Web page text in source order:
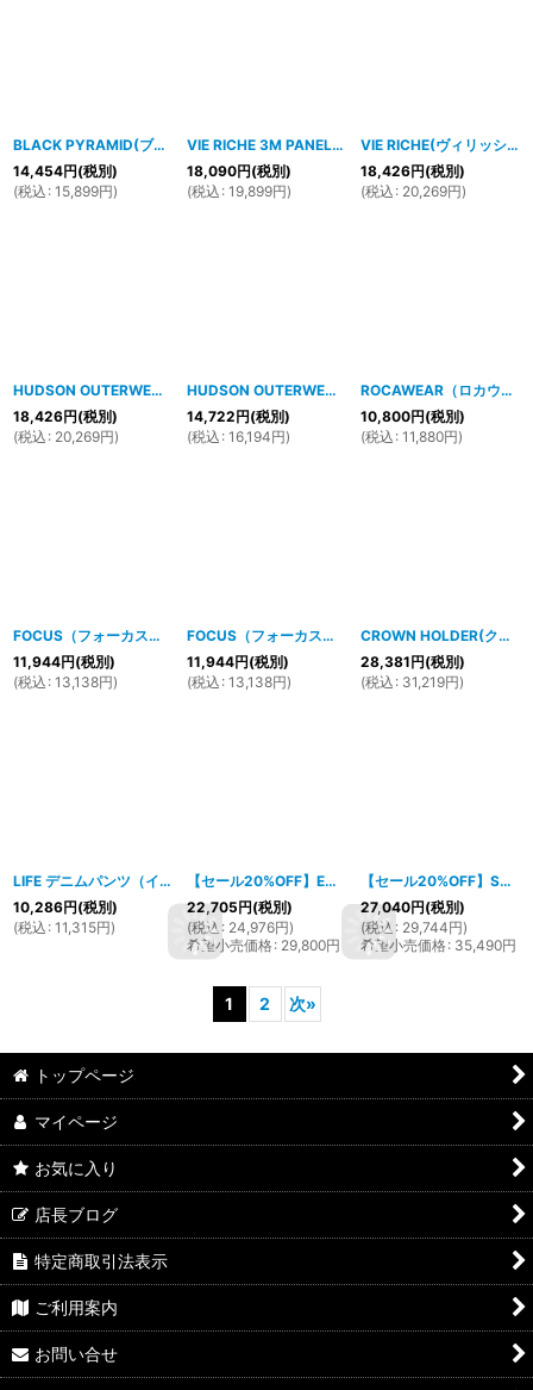
BLACK PYRAMID(ブラックピラミッド）Speed Pieced Jacket (Y6162066)
14,454円(税別)
(税込 : 15,899円)
VIE RICHE 3M PANEL TRACK JACKET (33374-BLK)
18,090円(税別)
(税込 : 19,899円)
VIE RICHE(ヴィリッシュ)サテンクレストジャケット(SAND)
18,426円(税別)
(税込 : 20,269円)
HUDSON OUTERWEAR(ハドソン アウターウェア) プルオーバージャケット(WHITE)
18,426円(税別)
(税込 : 20,269円)
HUDSON OUTERWEAR(ハドソン アウターウェア）CARTELトラックジャケットジャケット(WHITE)
14,722円(税別)
(税込 : 16,194円)
ROCAWEAR（ロカウェア）Rダメージジーンズ(Light） R00J9914
10,800円(税別)
(税込 : 11,880円)
FOCUS（フォーカス）ダメージジップカラーパンツ（バーガンディー） [
11,944円(税別)
(税込 : 13,138円)
FOCUS（フォーカス）ダメージジップカラーパンツ（グレー）
11,944円(税別)
(税込 : 13,138円)
CROWN HOLDER(クラウンホルダー）バック刺繍デニムパンツ（インディゴXグリーン）
28,381円(税別)
(税込 : 31,219円)
LIFE デニムパンツ（インディゴ） [1106hp18
10,286円(税別)
(税込 : 11,315円)
【セール20%OFF】ED HARDY(エドハーディー） LDYPANTHER RD MS ジーンズ
22,705円(税別)
(税込 : 24,976円)
希望小売価格: 29,800円
【セール20%OFF】S2ONE HEX デニム WOOD BLACK BOX入り(ロウブルーXゴールド）
27,040円(税別)
(税込 : 29,744円)
希望小売価格: 35,490円
1 2 次»
トップページ
マイページ
お気に入り
店長ブログ
特定商取引法表示
ご利用案内
お問い合せ